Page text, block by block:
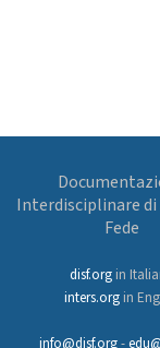
Interdisciplinare di
Fede
disf.orgin
inters.org in
info@disf.org-